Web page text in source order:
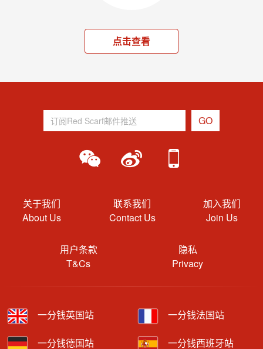
点击查看
关于我们
About Us
联系我们
Contact Us
加入我们
Join Us
用户条款
T&Cs
隐私
Privacy
一分钱英国站 一分钱法国站
一分钱德国站 一分钱西班牙站